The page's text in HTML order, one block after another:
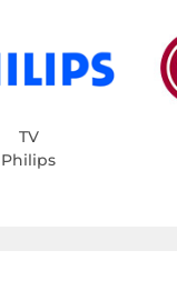
TV
Philips